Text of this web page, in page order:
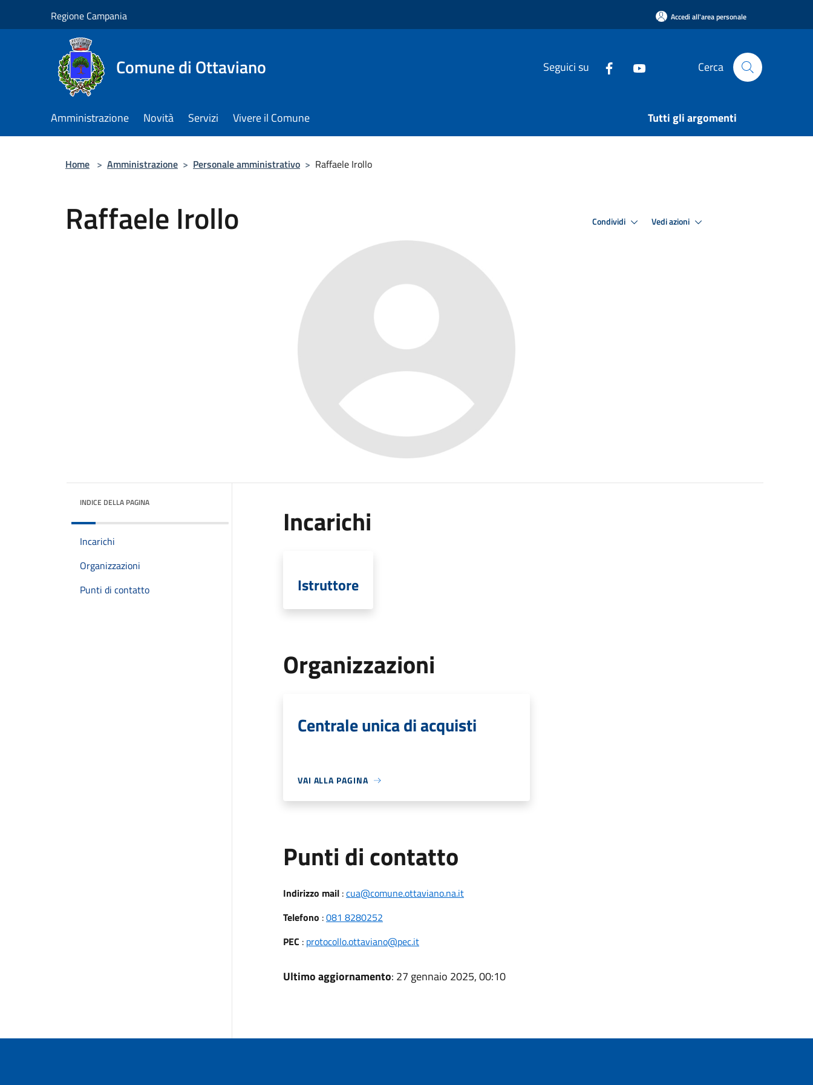
Regione Campania Accedi all'area personale
Comune di Ottaviano Seguici su Cerca
Amministrazione Novità Servizi Vivere il Comune Tutti gli argomenti
Home > Amministrazione > Personale amministrativo > Raffaele Irollo
Raffaele Irollo Condividi Vedi azioni
INDICE DELLA PAGINA
Incarichi
Organizzazioni
Punti di contatto
Incarichi
Istruttore
Organizzazioni
Centrale unica di acquisti
VAI ALLA PAGINA
Punti di contatto
Indirizzo mail:cua@comune.ottaviano.na.it
Telefono :081 8280252
PEC : protocollo.ottaviano@pec.it
Ultimo aggiornamento: 27 gennaio 2025, 00:10